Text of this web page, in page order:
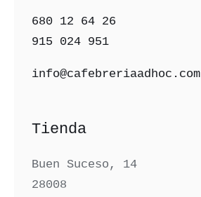
680 12 64 26‬
915 024 951‬
info@cafebreriaadhoc.com
Tienda
Buen Suceso, 14
28008